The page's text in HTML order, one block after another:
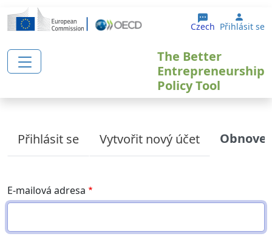
Přejít k hlavnímu obsahu
Czech User
Přihlásit se
The Better
Entrepreneurship
Policy Tool
Primary tabs
Přihlásit se Vytvořit nový účet
E-mailová adresa